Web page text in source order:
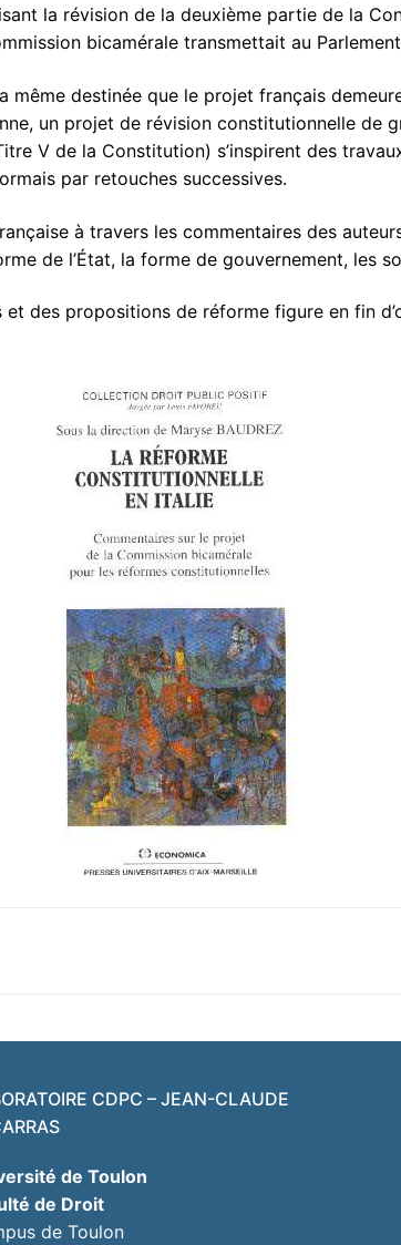
la révision de la deuxième partie de la
bicamérale transmettait au
destinée que le projet français
un projet de révision constitutionnelle de
V de la Constitution) s’inspirent des
par retouches successives.
à travers les commentaires des
de l’État, la forme de gouvernement, les
des propositions de réforme figure en fin
CDPC – JEAN-CLAUDE
de Toulon
de Droit
de Toulon